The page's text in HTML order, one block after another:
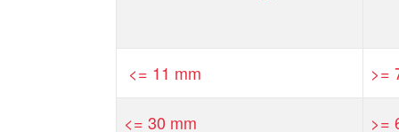
<= 11 mm >=
<= 30 mm >=